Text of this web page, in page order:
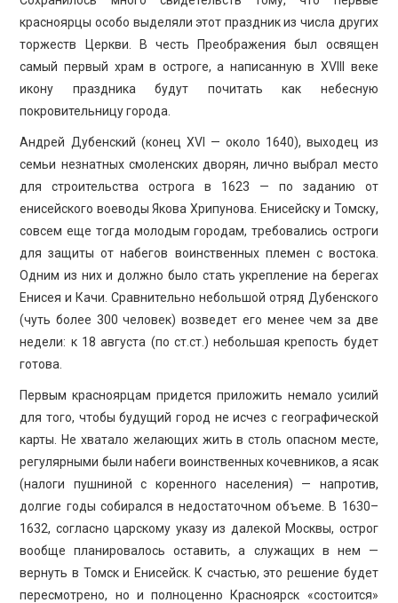
красноярцы особо выделяли этот праздник из числа других
торжеств Церкви. В честь Преображения был освящен
самый первый храм в остроге, а написанную в XVIII веке
икону праздника будут почитать как небесную
покровительницу города.
Андрей Дубенский (конец XVI — около 1640), выходец из
семьи незнатных смоленских дворян, лично выбрал место
для строительства острога в 1623 — по заданию от
енисейского воеводы Якова Хрипунова. Енисейску и Томску,
совсем еще тогда молодым городам, требовались остроги
для защиты от набегов воинственных племен с востока.
Одним из них и должно было стать укрепление на берегах
Енисея и Качи. Сравнительно небольшой отряд Дубенского
(чуть более 300 человек) возведет его менее чем за две
недели: к 18 августа (по ст.ст.) небольшая крепость будет
готова.
Первым красноярцам придется приложить немало усилий
для того, чтобы будущий город не исчез с географической
карты. Не хватало желающих жить в столь опасном месте,
регулярными были набеги воинственных кочевников, а ясак
(налоги пушниной с коренного населения) — напротив,
долгие годы собирался в недостаточном объеме. В 1630–
1632, согласно царскому указу из далекой Москвы, острог
вообще планировалось оставить, а служащих в нем —
вернуть в Томск и Енисейск. К счастью, это решение будет
пересмотрено, но и полноценно Красноярск «состоится»